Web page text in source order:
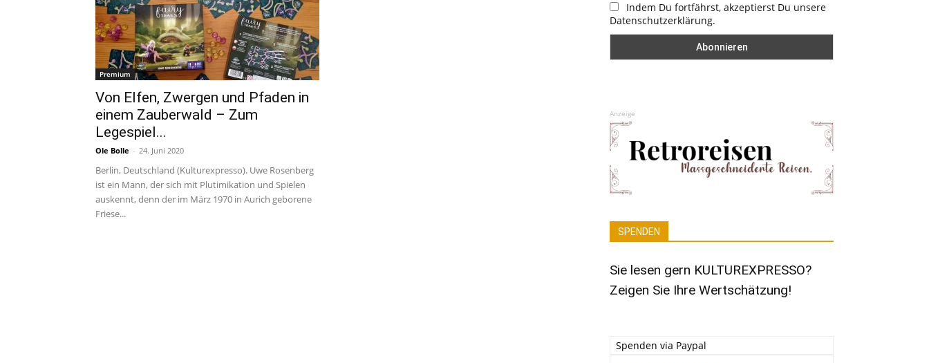
Premium
Von Elfen, Zwergen und Pfaden in
einem Zauberwald – Zum
Legespiel...
Ole Bolle - 24. Juni 2020
Berlin, Deutschland (Kulturexpresso). Uwe Rosenberg
ist ein Mann, der sich mit Plutimikation und Spielen
auskennt, denn der im März 1970 in Aurich geborene
Friese...
Indem Du fortfährst, akzeptierst Du unsere
Datenschutzerklärung.
Anzeige
SPENDEN
Sie lesen gern KULTUREXPRESSO?
Zeigen Sie Ihre Wertschätzung!
Spenden via Paypal